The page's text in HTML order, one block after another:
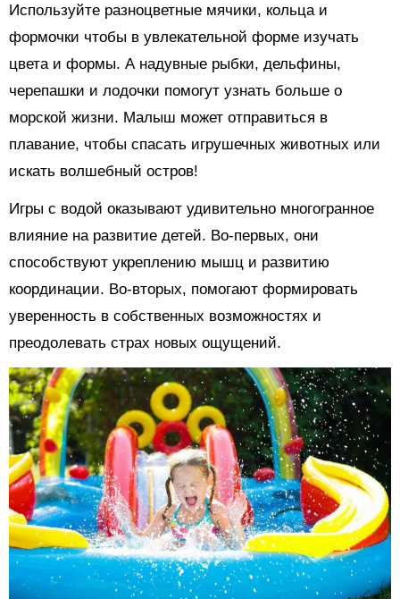
Используйте разноцветные мячики, кольца и
формочки чтобы в увлекательной форме изучать
цвета и формы. А надувные рыбки, дельфины,
черепашки и лодочки помогут узнать больше о
морской жизни. Малыш может отправиться в
плавание, чтобы спасать игрушечных животных или
искать волшебный остров!
Игры с водой оказывают удивительно многогранное
влияние на развитие детей. Во-первых, они
способствуют укреплению мышц и развитию
координации. Во-вторых, помогают формировать
уверенность в собственных возможностях и
преодолевать страх новых ощущений.